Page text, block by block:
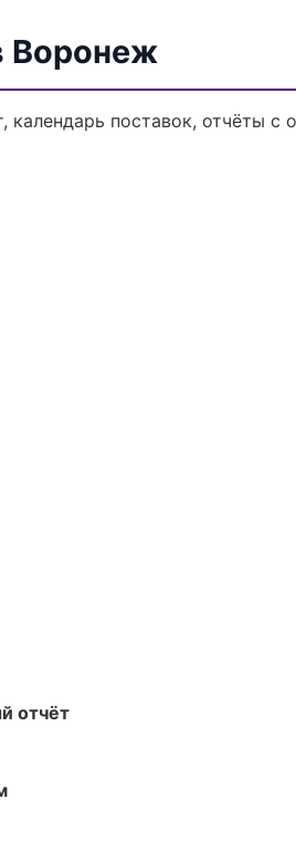
Воронеж
календарь поставок, отчёты с
отчёт